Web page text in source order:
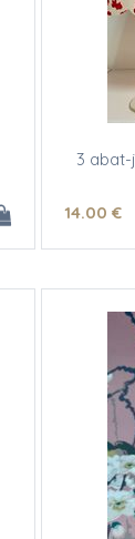
3
14.00 €